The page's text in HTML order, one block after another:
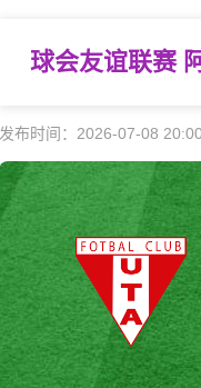
球会友谊联赛
发布时间：2026-07-08 20:00